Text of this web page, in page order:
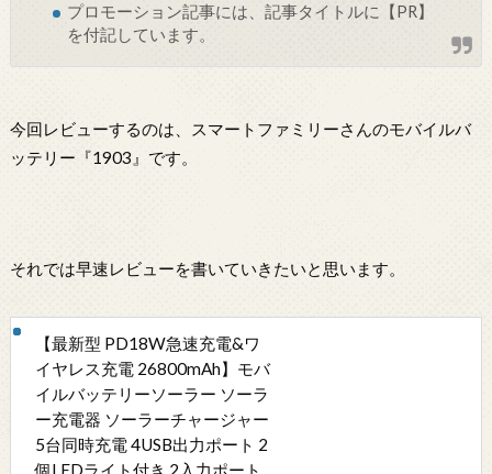
プロモーション記事には、記事タイトルに【PR】
を付記しています。
今回レビューするのは、スマートファミリーさんのモバイルバ
ッテリー『1903』です。
それでは早速レビューを書いていきたいと思います。
【最新型 PD18W急速充電&ワ
イヤレス充電 26800mAh】モバ
イルバッテリーソーラー ソーラ
ー充電器 ソーラーチャージャー
5台同時充電 4USB出力ポート 2
個LEDライト付き 2入力ポート